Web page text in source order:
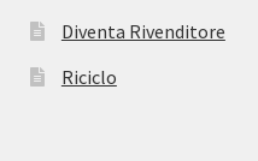
Diventa Rivenditore
Riciclo